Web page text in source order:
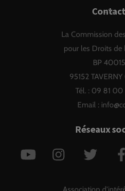
Back
Top
Contact
La Commission
pour les Droits
BP 40015
95152 TAVERNY
Tél. : 09 81 00
Email :
Réseaux
YouTube Instagram Twitter